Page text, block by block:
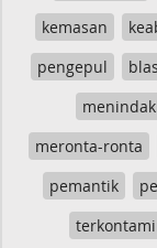
kemasan
pengepul
meronta-ronta
pemantik